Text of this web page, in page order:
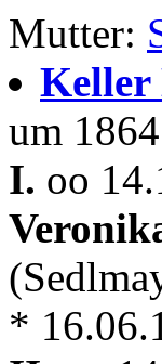
Mutter:
Keller
um
I. oo
*